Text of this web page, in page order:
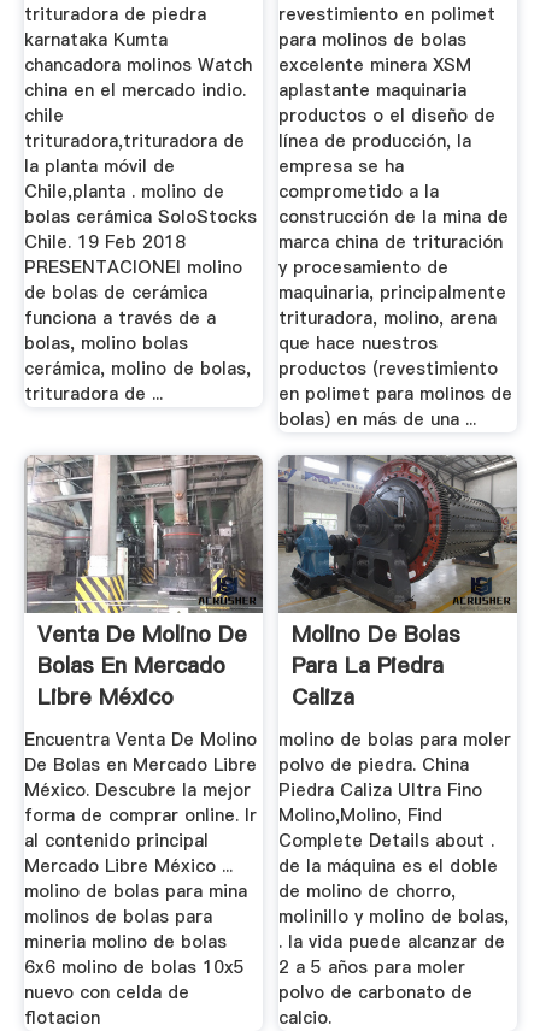
trituradora de piedra
karnataka Kumta
chancadora molinos Watch
china en el mercado indio.
chile
trituradora,trituradora de
la planta móvil de
Chile,planta . molino de
bolas cerámica SoloStocks
Chile. 19 Feb 2018
PRESENTACIONEl molino
de bolas de cerámica
funciona a través de a
bolas, molino bolas
cerámica, molino de bolas,
trituradora de ...
revestimiento en polimet
para molinos de bolas
excelente minera XSM
aplastante maquinaria
productos o el diseño de
línea de producción, la
empresa se ha
comprometido a la
construcción de la mina de
marca china de trituración
y procesamiento de
maquinaria, principalmente
trituradora, molino, arena
que hace nuestros
productos (revestimiento
en polimet para molinos de
bolas) en más de una ...
Venta De Molino De
Bolas En Mercado
Libre México
Encuentra Venta De Molino
De Bolas en Mercado Libre
México. Descubre la mejor
forma de comprar online. Ir
al contenido principal
Mercado Libre México ...
molino de bolas para mina
molinos de bolas para
mineria molino de bolas
6x6 molino de bolas 10x5
nuevo con celda de
flotacion
Molino De Bolas
Para La Piedra
Caliza
molino de bolas para moler
polvo de piedra. China
Piedra Caliza Ultra Fino
Molino,Molino, Find
Complete Details about .
de la máquina es el doble
de molino de chorro,
molinillo y molino de bolas,
. la vida puede alcanzar de
2 a 5 años para moler
polvo de carbonato de
calcio.